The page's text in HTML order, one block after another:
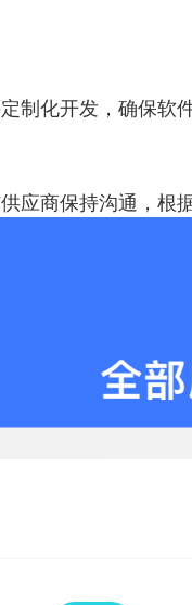
制化开发，确保软
应商保持沟通，根